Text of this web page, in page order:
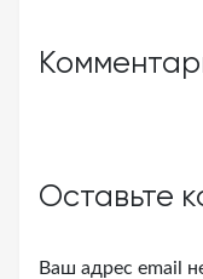
Оставьте
Ваш адрес email